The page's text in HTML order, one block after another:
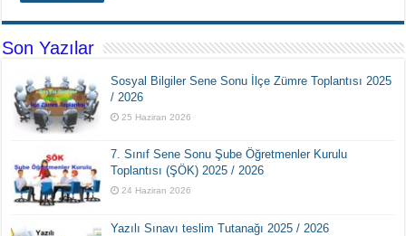
Son Yazılar
Sosyal Bilgiler Sene Sonu İlçe Zümre Toplantısı 2025
/ 2026
25 Haziran 2026
7. Sınıf Sene Sonu Şube Öğretmenler Kurulu
Toplantısı (ŞÖK) 2025 / 2026
24 Haziran 2026
Yazılı Sınavı teslim Tutanağı 2025 / 2026